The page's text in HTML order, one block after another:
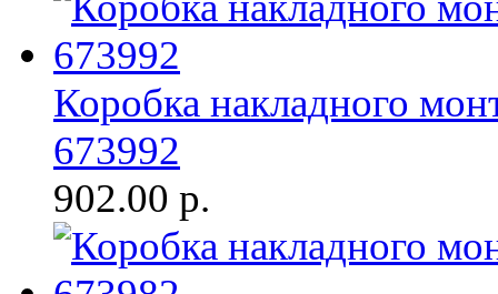
Коробка накладного
673992
902.00 р.